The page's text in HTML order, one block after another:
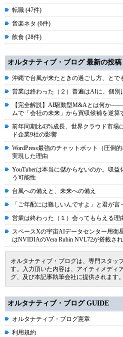
転職 (47件)
音楽ネタ (6件)
飲食 (28件)
オルタナティブ・ブログ 最新の投稿
沖縄で台風が来たときの過ごし方、とで
営業は終わった（２）普遍はAIに、個別
【完全解説】AI駆動型M&Aとは何か
ムで「会社の未来」から買収候補を逆算
前年同期比43%成長、世界クラウド市場
ド企業9社の影響
WordPress最強のチャットボット（圧倒
実現した理由
YouTuberは本当に儲からないのか。収
う可能性
台風への備えと、未来への備え
「ご年配には難しいんですよ」と君が
営業は終わった（１）会ってもらえる理
スペースXの宇宙AIデータセンター用衛
はNVIDIAのVera Rubin NVL72が搭載され
オルタナティブ・ブログは、専門スタッ
す。入力頂いた内容は、アイティメディ
グ、及び本記事執筆会社に提供されます。
オルタナティブ・ブログ GUIDE
オルタナティブ・ブログ憲章
利用規約